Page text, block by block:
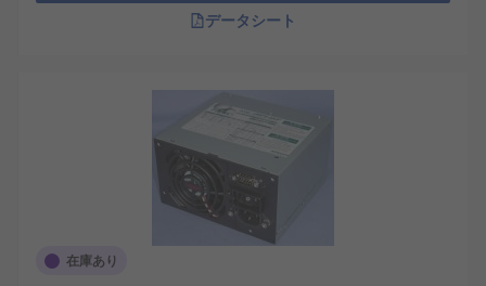
テムの不安定性を低減します。
電気的障害からの保護：過電圧保護や熱保護
機能により、地震多発地域など自然災害のリ
スクがある環境での安全性を向上させます。
モジュール式設計：必要なケーブルのみを接
続できるため、デスクトップPC電源やサーバ
データシート
在庫あり